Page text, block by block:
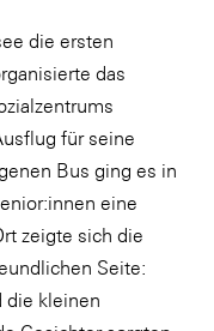
die ersten
das
für seine
Bus ging es in
eine
zeigte sich die
Seite:
die kleinen